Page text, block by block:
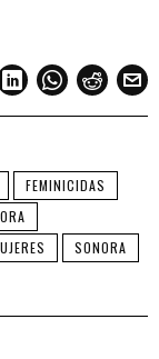
FEMINICIDAS
SONORA